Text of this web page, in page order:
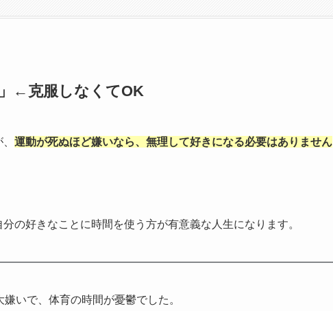
←克服しなくてOK
運動が死ぬほど嫌いなら、無理して好きになる必要はありません
の好きなことに時間を使う方が有意義な人生になります。
いで、体育の時間が憂鬱でした。